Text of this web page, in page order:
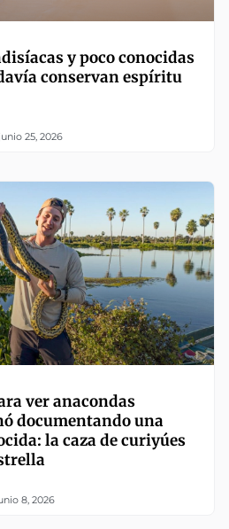
y poco conocidas
conservan espíritu
junio 25, 2026
ver anacondas
documentando una
la caza de curiyúes
8, 2026